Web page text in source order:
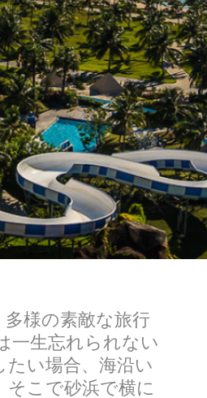
様の素敵な旅行
一生忘れられない
い場合、海沿い
こで砂浜で横に